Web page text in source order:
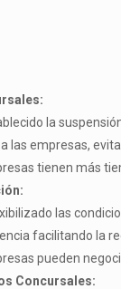
la
las empresas,
tienen más
las
facilitando la
pueden
Concursales: